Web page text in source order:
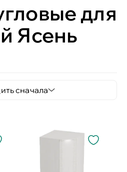
для
Ясень
сначала